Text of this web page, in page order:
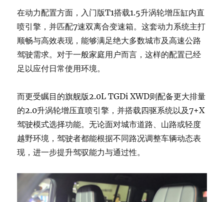
在动力配置方面，入门版T1搭载1.5升涡轮增压缸内直
喷引擎，并匹配7速双离合变速箱。这套动力系统主打
顺畅与高效表现，能够满足绝大多数城市及高速公路
驾驶需求。对于一般家庭用户而言，这样的配置已经
足以应付日常使用环境。
而更受瞩目的旗舰版2.0L TGDi XWD则配备更大排量
的2.0升涡轮增压直喷引擎，并搭载四驱系统以及7+X
驾驶模式选择功能。无论面对城市道路、山路或轻度
越野环境，驾驶者都能根据不同路况调整车辆动态表
现，进一步提升驾驭能力与通过性。